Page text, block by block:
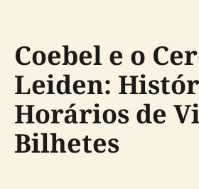
Coebel e o
Leiden:
Horários de
Bilhetes